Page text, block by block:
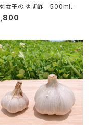
女子のゆず酢 500ml １
り 令和6年度 19年農
学肥料不使用のゆず 皮ま